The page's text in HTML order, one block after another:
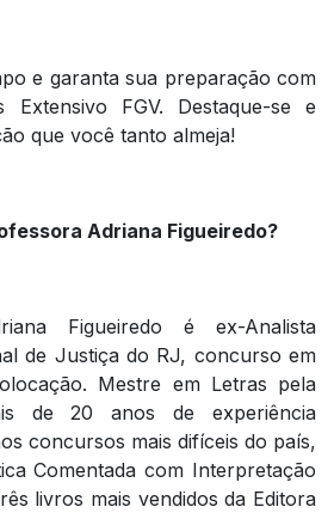
e garanta sua preparação com
FGV. Destaque-se e
que você tanto almeja!
Adriana Figueiredo?
Figueiredo é ex-Analista
de Justiça do RJ, concurso em
Mestre em Letras pela
de 20 anos de experiência
concursos mais difíceis do país,
Comentada com Interpretação
livros mais vendidos da Editora